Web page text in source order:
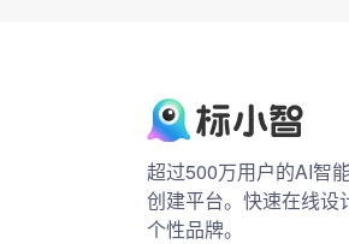
超过500万用户的AI智
创建平台。快速在线设
个性品牌。